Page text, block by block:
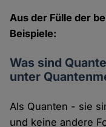
Aus der Fülle der
Beispiele:
Was sind
unter
Als Quanten - sie
und keine andere